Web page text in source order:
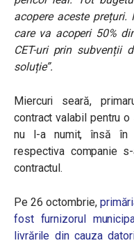
acopere aceste
care va acoperi 50%
CET-uri prin subvenții
soluție”.
Miercuri seară,
contract valabil pentru
nu l-a numit, însă în
respectiva companie
contractul.
Pe 26 octombrie,
fost furnizorul
livrările din cauza